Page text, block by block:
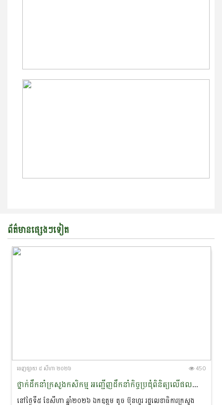
ព័ត៌មានផ្សេងៗទៀត
ចេញ​ផ្សាយ​ ៥ សីហា ២០២៦ 450
ថ្នាក់ដឹកនាំក្រសួងកសិកម្ម អញ្ជើញដឹកនាំកិច្ចប្រជុំពិនិត្យលើផលប៉ះពាល់ដំណាំស្រូវដោយគ្រោះរាំងស្ងួត និងត្រៀមបម្រុងឆ្លើយតបបញ្ចេញគ្រាប់ពូជ
នៅថ្ងៃទី៥ ខែសីហា ឆ្នាំ២០២៦ ឯកឧត្តម តូច ប៊ុនហួរ រដ្ឋលេខាធិការក្រសួង